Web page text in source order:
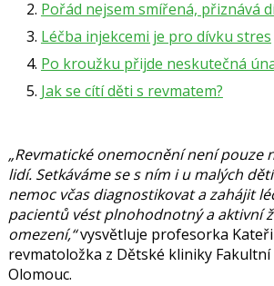
Pořád nejsem smířená, přiznává
Léčba injekcemi je pro dívku stres
Po kroužku přijde neskutečná
Jak se cítí děti s revmatem?
„Revmatické onemocnění není pouze
lidí. Setkáváme se s ním i u malých
nemoc včas diagnostikovat a zahájit
pacientů vést plnohodnotný a aktivní
omezení,“vysvětluje profesorka
revmatoložka z Dětské kliniky Fakultní
Olomouc.